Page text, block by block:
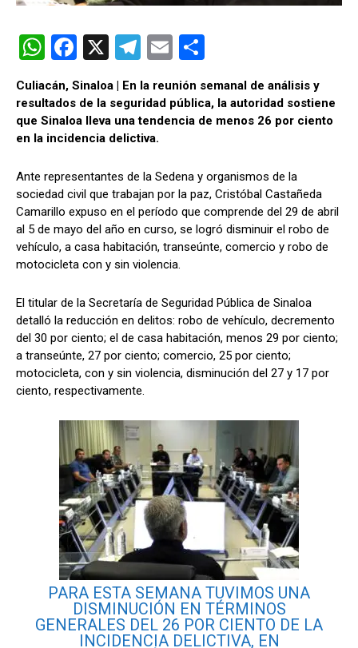
W
h
at
s
A
p
p
F
a
ce
b
o
o
k
X
T
el
e
gr
a
m
E
m
ail m
p
tir
Culiacán, Sinaloa | En la reunión semanal de análisis y
resultados de la seguridad pública, la autoridad sostiene
que Sinaloa lleva una tendencia de menos 26 por ciento
en la incidencia delictiva.
Ante representantes de la Sedena y organismos de la
sociedad civil que trabajan por la paz, Cristóbal Castañeda
Camarillo expuso en el período que comprende del 29 de abril
al 5 de mayo del año en curso, se logró disminuir el robo de
vehículo, a casa habitación, transeúnte, comercio y robo de
motocicleta con y sin violencia.
El titular de la Secretaría de Seguridad Pública de Sinaloa
detalló la reducción en delitos: robo de vehículo, decremento
del 30 por ciento; el de casa habitación, menos 29 por ciento;
a transeúnte, 27 por ciento; comercio, 25 por ciento;
motocicleta, con y sin violencia, disminución del 27 y 17 por
ciento, respectivamente.
PARA ESTA SEMANA TUVIMOS UNA
DISMINUCIÓN EN TÉRMINOS
GENERALES DEL 26 POR CIENTO DE LA
INCIDENCIA DELICTIVA, EN